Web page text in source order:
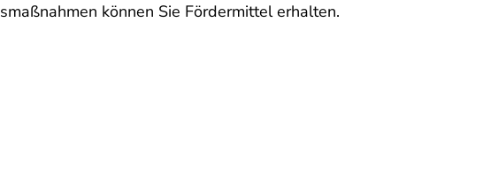
können Sie Fördermittel erhalten.